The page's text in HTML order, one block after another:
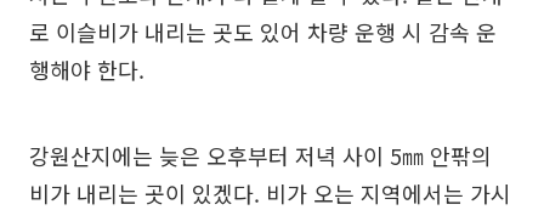
로 이슬비가 내리는 곳도 있어 차량 운행 시 감속 운
행해야 한다.
강원산지에는 늦은 오후부터 저녁 사이 5㎜ 안팎의
비가 내리는 곳이 있겠다. 비가 오는 지역에서는 가시